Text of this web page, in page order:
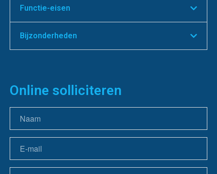
Functie-eisen
Bijzonderheden
Online solliciteren